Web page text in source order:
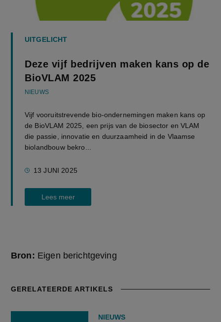
UITGELICHT
Deze vijf bedrijven maken kans op de
BioVLAM 2025
NIEUWS
Vijf vooruitstrevende bio-ondernemingen maken kans op
de BioVLAM 2025, een prijs van de biosector en VLAM
die passie, innovatie en duurzaamheid in de Vlaamse
biolandbouw bekro...
13 JUNI 2025
Lees meer
Bron: Eigen berichtgeving
GERELATEERDE ARTIKELS
NIEUWS